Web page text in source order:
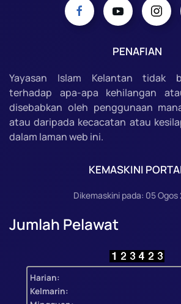
PENAFIAN
Yayasan Islam Kelantan tidak
terhadap apa-apa kehilangan
disebabkan oleh penggunaan
atau daripada kecacatan atau
dalam laman web ini.
KEMASKINI
Dikemaskini pada: 05 Ogos
Jumlah Pelawat
Harian:
Kelmarin: